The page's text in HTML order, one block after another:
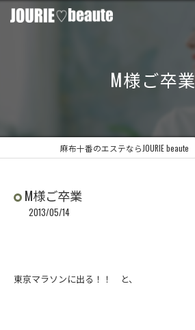
M様ご卒業
麻布十番のエステならJOURIE beaute
M様ご卒業
2013/05/14
東京マラソンに出る！！ と、